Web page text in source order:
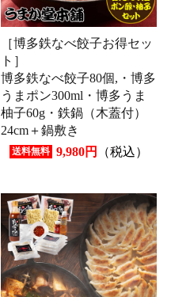
［博多鉄なべ餃子お得セッ
ト］
博多鉄なべ餃子80個,・博多
うまポン300ml・博多うま
柚子60g・鉄鍋（木蓋付）
24cm＋鍋敷き
送料無料 9,980円 （税込）